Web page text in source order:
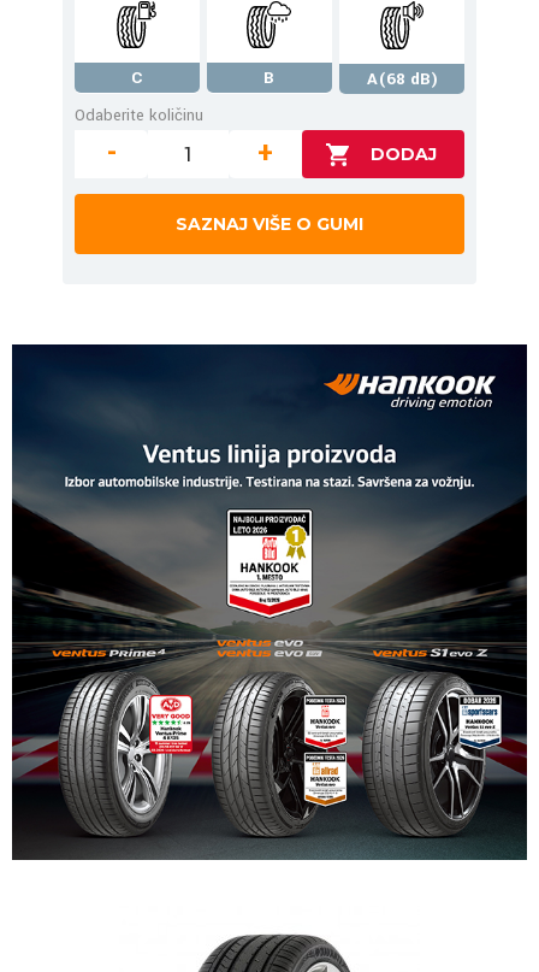
C B
A(68 dB)
Odaberite količinu
- +
SAZNAJ VIŠE O GUMI